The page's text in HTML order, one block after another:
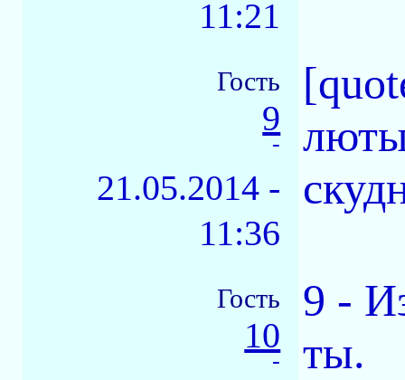
11:21
Гость
9
-
21.05.2014 -
11:36
Гость
10
-
9 -
ты.